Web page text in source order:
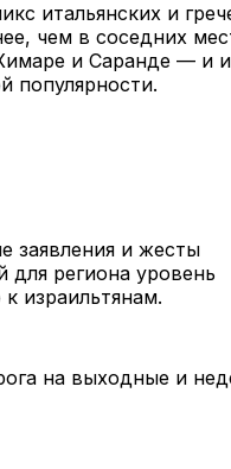
итальянских и
чем в соседних
и Саранде — и
популярности.
заявления и жесты
региона уровень
израильтянам.
на выходные и